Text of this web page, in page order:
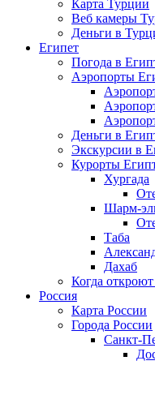
Карта Турции
Веб камеры
Деньги в
Египет
Погода в
Аэропорты
Деньги в
Экскурсии в
Курорты
Хургада
Шарм-
Таба
Дахаб
Когда
Россия
Карта России
Города России
Санкт-